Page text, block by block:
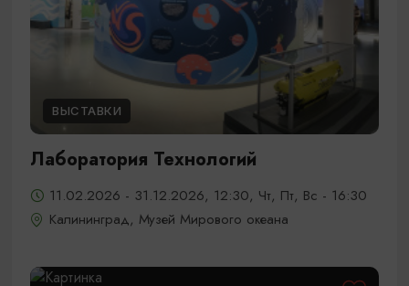
ВЫСТАВКИ
Лаборатория Технологий
11.02.2026 - 31.12.2026, 12:30, Чт, Пт, Вс - 16:30
Калининград, Музей Мирового океана